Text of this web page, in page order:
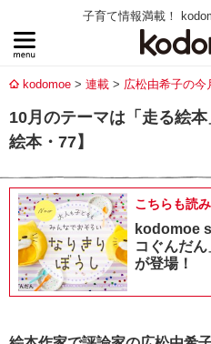
子育て情報満載！
kodomoe 連載 広松由希子の今
10月のテーマは「走る絵
絵本・77】
こちらも読
kodomoe
コぐんだん
が登場！